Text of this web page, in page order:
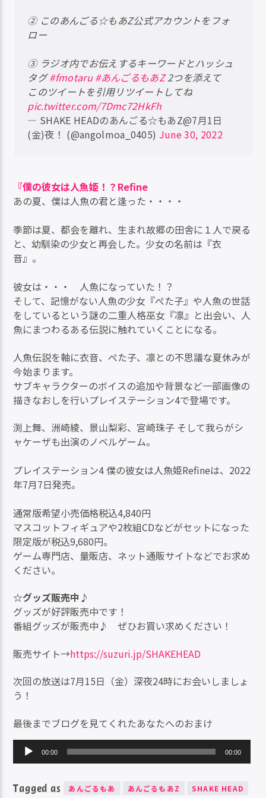
② このあんごる☆もあZ公式アカウントをフォ
ロー
③ ラジオ内でお伝えするキーワードとハッシュ
タグ#fmotaru #あんごるもあZ2つを添えて
このツイートを引用リツイートしてね
pic.twitter.com/7Dmc72HkFh
— SHAKE HEADのあんごる☆もあZ@7月1日
(金)夜！ (@angolmoa_0405) June 30, 2022
『僕の彼女は人魚姫！？Refine
あの夏、僕は人魚の君と逢った・・・・
季節は夏、都会を離れ、生まれ故郷の田舎に１人で戻る
と、幼馴染の少女と再会した。少女の名前は『衣
音』。
彼女は・・・ 人魚になっていた！？
そして、記憶がない人魚の少女『ぺた子』や人魚の世話
をしているという謎の二重人格巫女『凛』と出会い、人
魚にまつわるある伝説に触れていくことになる。
人魚伝説を軸に衣音、ぺた子、凛との不思議な夏休みが
今始まります。
サブキャラクターのボイスの追加や背景など一部画像の
描きなおしを行いプレイステーション4で登場です。
渕上舞、洲崎綾、景山梨彩、宮崎珠子 そして我らがシ
ャケーザも出演のノベルゲーム。
プレイステーション4 僕の彼女は人魚姫Refineは、2022
年7月7日発売。
通常版希望小売価格税込4,840円
マスコットフィギュアや2枚組CDなどがセットになった
限定版が税込9,680円。
ゲーム専門店、量販店、ネット通販サイトなどでお求め
ください。
☆グッズ販売中♪
グッズが好評販売中です！
番組グッズが販売中♪ ぜひお買い求めください！
販売サイト→https://suzuri.jp/SHAKEHEAD
次回の放送は7月15日（金）深夜24時にお会いしましょ
う！
最後までブログを見てくれたあなたへのおまけ
声
レ
00:00 00:00
Tagged as あんごるもあ あんごるもあZ SHAKE HEAD